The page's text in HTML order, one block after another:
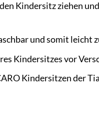
Kindersitz ziehen
und somit leicht
Kindersitzes vor
Kindersitzen der